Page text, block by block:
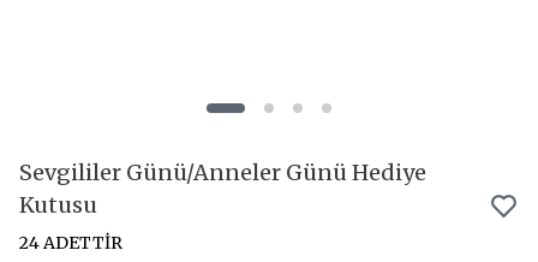
Sevgililer Günü/Anneler Günü Hediye
Kutusu
24 ADETTİR